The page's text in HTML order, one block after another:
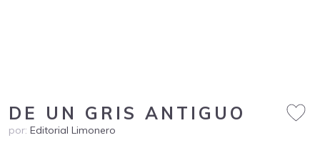
DE UN GRIS ANTIGUO
por: Editorial Limonero